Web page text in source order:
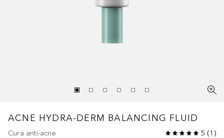
ACNE HYDRA-DERM BALANCING FLUID
Cura anti-acne 5 (1 )